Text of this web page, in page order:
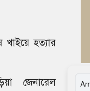
হত্যার
জেনারেল